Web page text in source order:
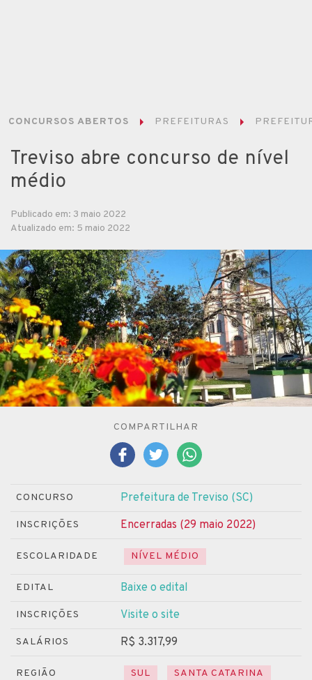
CONCURSOS ABERTOS PREFEITURAS
Treviso abre concurso de nível
médio
Publicado em: 3 maio 2022
Atualizado em: 5 maio 2022
COMPARTILHAR
CONCURSO Prefeitura de Treviso (SC)
INSCRIÇÕES Encerradas (29 maio 2022)
ESCOLARIDADE NÍVEL MÉDIO
EDITAL Baixe o edital
INSCRIÇÕES Visite o site
SALÁRIOS R$ 3.317,99
REGIÃO SUL SANTA CATARINA